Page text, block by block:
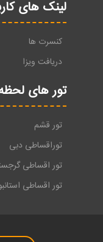
لینک های
کنسرت ها
دریافت ویزا
تور های
تور قشم
توراقساطی دبی
تور اقساطی
تور اقساطی